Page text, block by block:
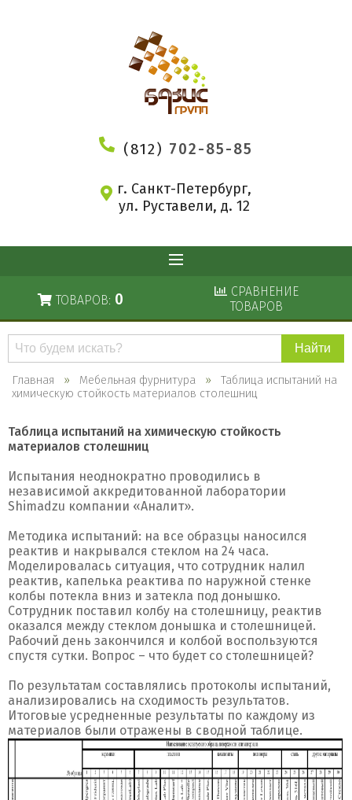
(812) 702-85-85
г. Санкт-Петербург,
ул. Руставели, д. 12
ТОВАРОВ: 0
СРАВНЕНИЕ
ТОВАРОВ
Поиск
каталогу
Главная Мебельная фурнитура
Таблица испытаний на
химическую стойкость материалов столешниц
Таблица испытаний на химическую стойкость
материалов столешниц
Испытания неоднократно проводились в
независимой аккредитованной лаборатории
Shimadzu компании «Аналит».
Методика испытаний: на все образцы наносился
реактив и накрывался стеклом на 24 часа.
Моделировалась ситуация, что сотрудник налил
реактив, капелька реактива по наружной стенке
колбы потекла вниз и затекла под донышко.
Сотрудник поставил колбу на столешницу, реактив
оказался между стеклом донышка и столешницей.
Рабочий день закончился и колбой воспользуются
спустя сутки. Вопрос – что будет со столешницей?
По результатам составлялись протоколы испытаний,
анализировались на сходимость результатов.
Итоговые усредненные результаты по каждому из
материалов были отражены в сводной таблице.